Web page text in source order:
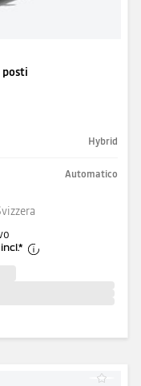
Hybrid
Automatico
*